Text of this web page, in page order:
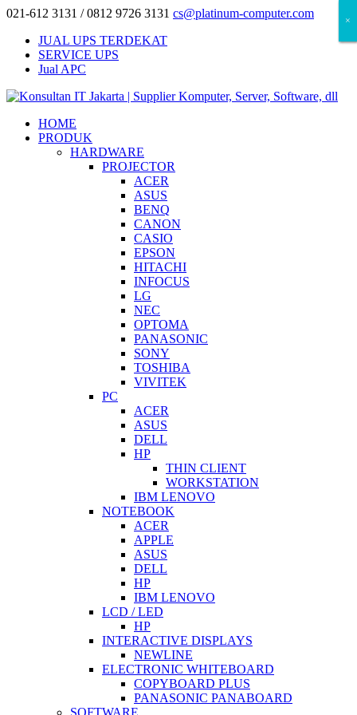
021-612 3131 / 0812 9726 3131 cs@platinum-computer.com
JUAL UPS TERDEKAT
SERVICE UPS
Jual APC
HOME
PRODUK
HARDWARE
PROJECTOR
ACER
ASUS
BENQ
CANON
CASIO
EPSON
HITACHI
INFOCUS
LG
NEC
OPTOMA
PANASONIC
SONY
TOSHIBA
VIVITEK
PC
ACER
ASUS
DELL
HP
THIN CLIENT
WORKSTATION
IBM LENOVO
NOTEBOOK
ACER
APPLE
ASUS
DELL
HP
IBM LENOVO
LCD / LED
HP
INTERACTIVE DISPLAYS
NEWLINE
ELECTRONIC WHITEBOARD
COPYBOARD PLUS
PANASONIC PANABOARD
SOFTWARE
×
×
×